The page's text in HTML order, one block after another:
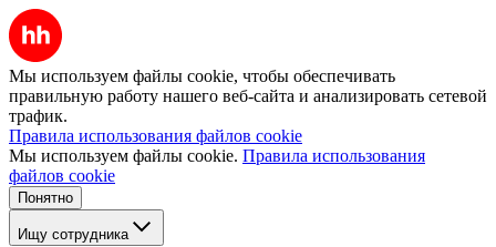
Мы используем файлы cookie, чтобы обеспечивать
правильную работу нашего веб-сайта и анализировать сетевой
трафик.
Правила использования файлов cookie
Мы используем файлы cookie. Правила использования
файлов cookie
Понятно
Ищу сотрудника